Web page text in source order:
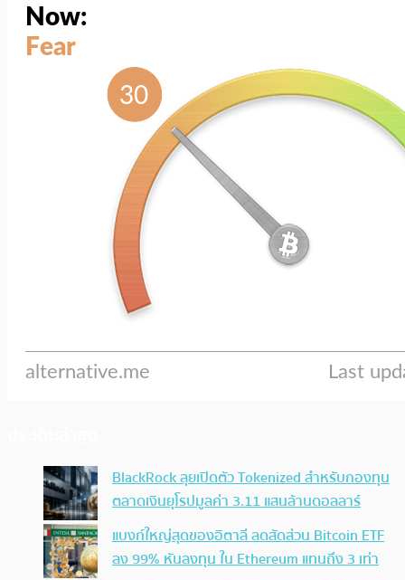
BlackRock ลุยเปิดตัว Tokenized สำหรับกองทุน
ตลาดเงินยุโรปมูลค่า 3.11 แสนล้านดอลลาร์
แบงก์ใหญ่สุดของอิตาลี ลดสัดส่วน Bitcoin ETF
ลง 99% หันลงทุน ใน Ethereum แทนถึง 3 เท่า